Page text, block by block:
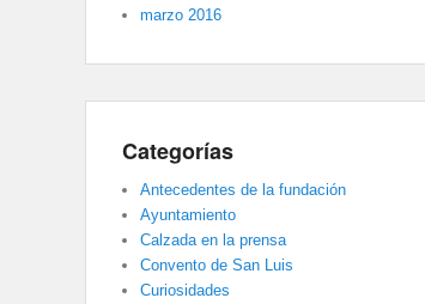
marzo 2016
Categorías
Antecedentes de la fundación
Ayuntamiento
Calzada en la prensa
Convento de San Luis
Curiosidades